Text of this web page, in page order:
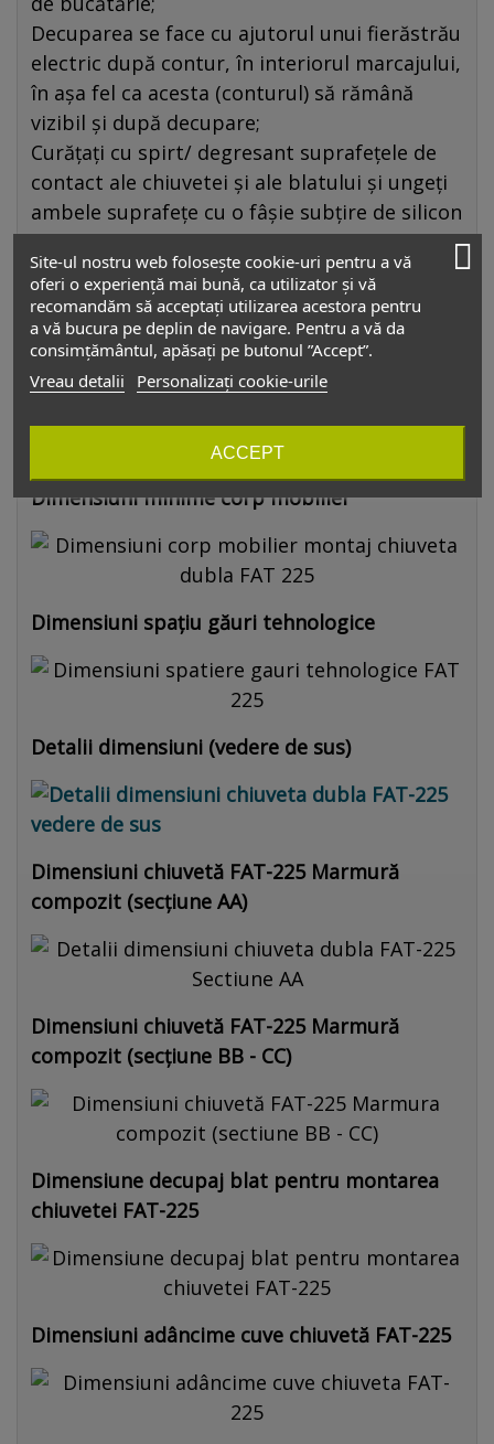
Decuparea se face cu ajutorul unui fierăstrău
electric după contur, în interiorul marcajului,
în așa fel ca acesta (conturul) să rămână
vizibil și după decupare;
Curățați cu spirt/ degresant suprafețele de
contact ale chiuvetei și ale blatului și ungeți
ambele suprafețe cu o fâșie subțire de silicon
transparent;
Puneți chiuveta în gaura decupată și apăsați
ușor chiuveta pe blat, folosind o greutate;
Îndepărtați atent rămășitele de silicon cu o
bucată de cârpă din material textil și spirt;
După uscarea definitivă a siliconului
îndepărtați greutatea, după care puteți
Dimensiuni minime corp mobilier
Dimensiuni spațiu găuri tehnologice
Detalii dimensiuni (vedere de sus)
Dimensiuni chiuvetă FAT-225 Marmură
compozit (secțiune AA)
Dimensiuni chiuvetă FAT-225 Marmură
compozit (secțiune BB - CC)
Dimensiune decupaj blat pentru montarea
chiuvetei FAT-225
Dimensiuni adâncime cuve chiuvetă FAT-225
Site-ul nostru web folosește cookie-uri pentru a vă
oferi o experiență mai bună, ca utilizator și vă
recomandăm să acceptați utilizarea acestora pentru
a vă bucura pe deplin de navigare. Pentru a vă da
consimțământul, apăsați pe butonul ”Accept”.
Vreau detalii
Personalizați cookie-urile
ACCEPT